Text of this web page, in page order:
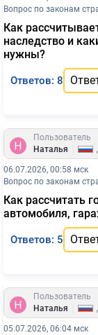
Вопрос по законам
Как
наследство и
нужны?
Ответов: 8
Пользователь
Наталья
06.07.2026, 00:58 мск
Вопрос по законам
Как рассчитать
автомобиля,
Ответов: 5
Пользователь
Наталья
05.07.2026, 06:04 мск